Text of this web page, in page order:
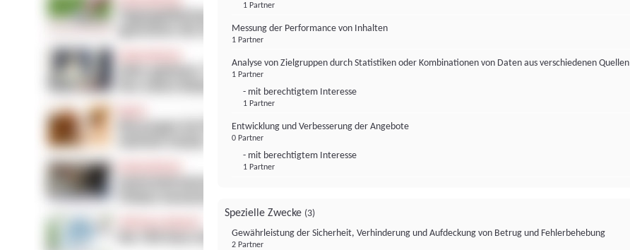
1 Partner
Messung der Performance von Inhalten
1 Partner
Analyse von Zielgruppen durch Statistiken oder Kombinationen von Daten aus verschiedenen Quellen
1 Partner
- mit berechtigtem Interesse
1 Partner
Entwicklung und Verbesserung der Angebote
0 Partner
- mit berechtigtem Interesse
1 Partner
Spezielle Zwecke (3)
Gewährleistung der Sicherheit, Verhinderung und Aufdeckung von Betrug und Fehlerbehebung
2 Partner